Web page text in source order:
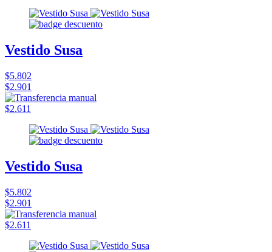
Vestido Susa
$5.802
$2.901
$2.611
Vestido Susa
$5.802
$2.901
$2.611